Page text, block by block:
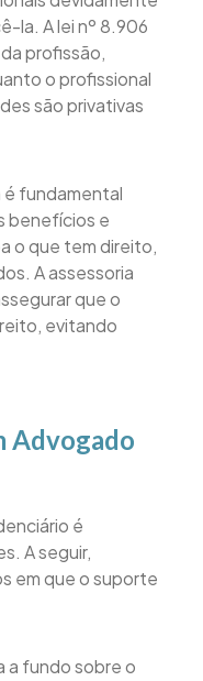
la. A lei nº 8.906
profissão,
o profissional
são privativas
fundamental
benefícios e
o que tem direito,
A assessoria
que o
evitando
Advogado
é
A seguir,
em que o suporte
a fundo sobre o